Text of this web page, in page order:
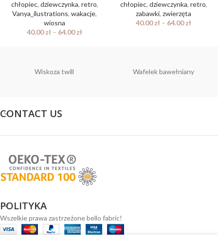
chłopiec, dziewczynka, retro,
Vanya_ilustrations, wakacje,
wiosna
40.00zł – 64.00zł
chłopiec, dziewczynka, retro,
zabawki, zwierzęta
40.00zł – 64.00zł
Wiskoza twill Wafelek bawełniany
CONTACT US
POLITYKA
Wszelkie prawa zastrzeżone bello fabric!